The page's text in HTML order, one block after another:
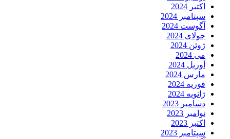
اکتبر 2024
سپتامبر 2024
آگوست 2024
جولای 2024
ژوئن 2024
می 2024
آوریل 2024
مارس 2024
فوریه 2024
ژانویه 2024
دسامبر 2023
نوامبر 2023
اکتبر 2023
سپتامبر 2023